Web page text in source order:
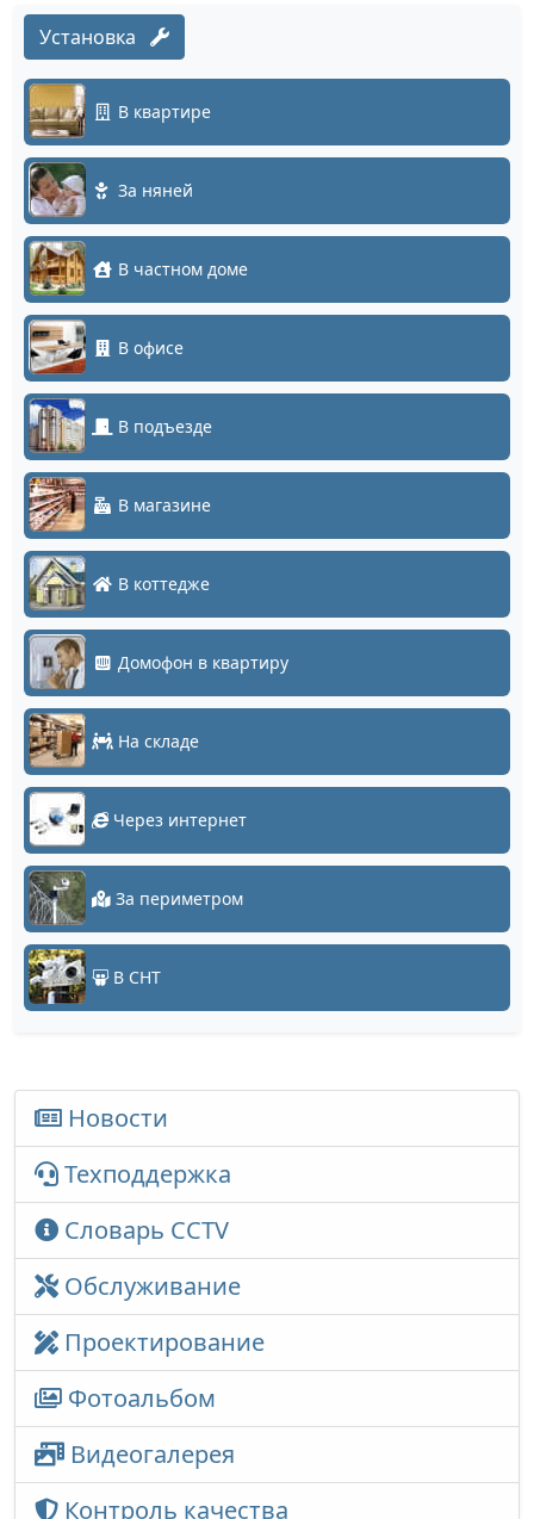
Установка
В квартире
За няней
В частном доме
В офисе
В подъезде
В магазине
В коттедже
Домофон в квартиру
На складе
Через интернет
За периметром
В СНТ
Новости
Техподдержка
Словарь CCTV
Обслуживание
Проектирование
Фотоальбом
Видеогалерея
Контроль качества